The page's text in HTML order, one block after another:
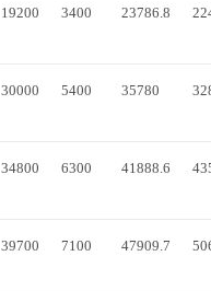
19200 3400 23786.8
30000 5400 35780
34800 6300 41888.6
39700 7100 47909.7